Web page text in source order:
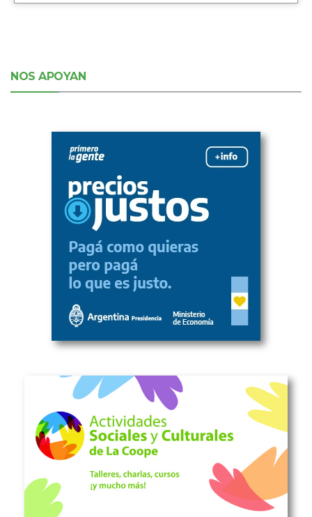
NOS APOYAN